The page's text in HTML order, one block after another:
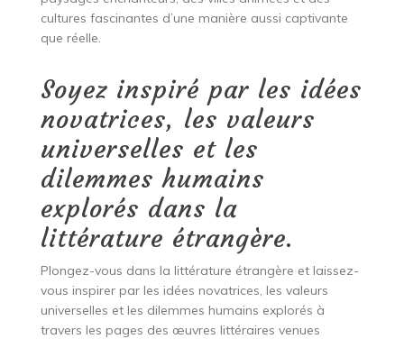
cultures fascinantes d’une manière aussi captivante
que réelle.
Soyez inspiré par les idées
novatrices, les valeurs
universelles et les
dilemmes humains
explorés dans la
littérature étrangère.
Plongez-vous dans la littérature étrangère et laissez-
vous inspirer par les idées novatrices, les valeurs
universelles et les dilemmes humains explorés à
travers les pages des œuvres littéraires venues